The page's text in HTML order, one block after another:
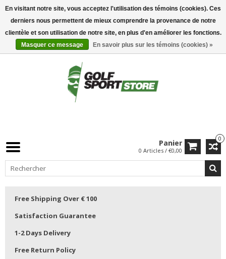
0
Panier
0 Articles / €0,00
Free Shipping Over € 100
Satisfaction Guarantee
1-2 Days Delivery
Free Return Policy
En visitant notre site, vous acceptez l'utilisation des témoins (cookies). Ces
derniers nous permettent de mieux comprendre la provenance de notre
clientèle et son utilisation de notre site, en plus d'en améliorer les fonctions.
Masquer ce message
En savoir plus sur les témoins (cookies) »